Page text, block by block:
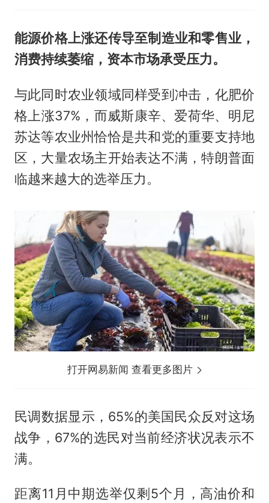
能源价格上涨还传导至制造业和零售业，
消费持续萎缩，资本市场承受压力。
与此同时农业领域同样受到冲击，化肥价
格上涨37%，而威斯康辛、爱荷华、明尼
苏达等农业州恰恰是共和党的重要支持地
区，大量农场主开始表达不满，特朗普面
临越来越大的选举压力。
打开网易新闻 查看更多图片
民调数据显示，65%的美国民众反对这场
战争，67%的选民对当前经济状况表示不
满。
距离11月中期选举仅剩5个月，高油价和